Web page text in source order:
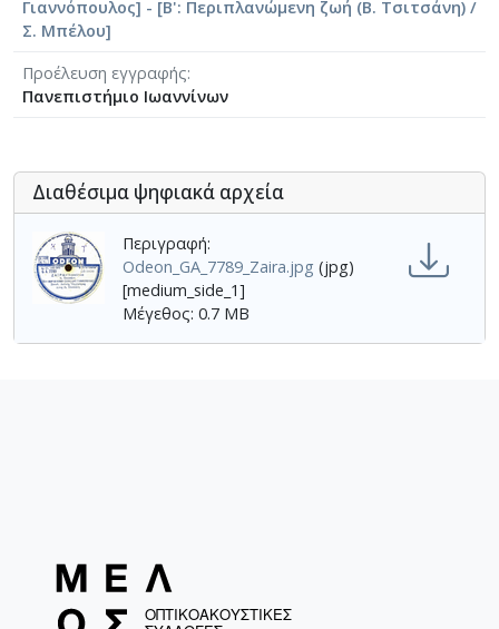
Γιαννόπουλος] - [Β': Περιπλανώμενη ζωή (Β. Τσιτσάνη) /
Σ. Μπέλου]
Προέλευση εγγραφής
Πανεπιστήμιο Ιωαννίνων
Διαθέσιμα ψηφιακά αρχεία
Περιγραφή:
Odeon_GA_7789_Zaira.jpg (jpg)
[medium_side_1]
Μέγεθος: 0.7 MB